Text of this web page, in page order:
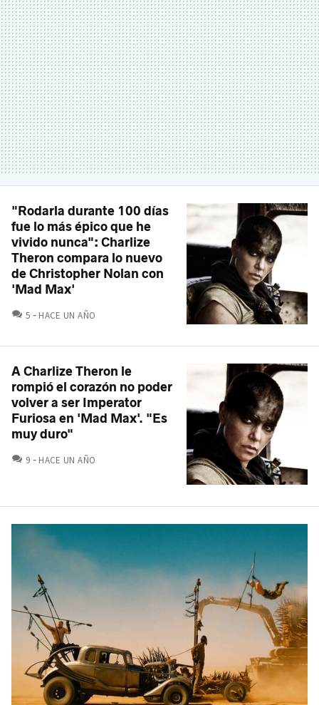
"Rodarla durante 100 días
fue lo más épico que he
vivido nunca": Charlize
Theron compara lo nuevo
de Christopher Nolan con
'Mad Max'
5 COMENTARIOS
HACE UN AÑO
A Charlize Theron le
rompió el corazón no poder
volver a ser Imperator
Furiosa en 'Mad Max'. "Es
muy duro"
9 COMENTARIOS
HACE UN AÑO